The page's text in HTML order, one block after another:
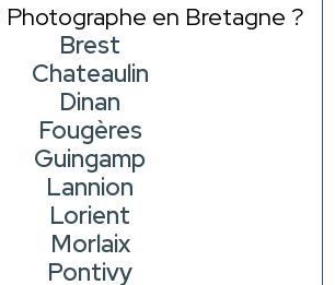
Photographe en Bretagne ?
Brest
Chateaulin
Dinan
Fougères
Guingamp
Lannion
Lorient
Morlaix
Pontivy